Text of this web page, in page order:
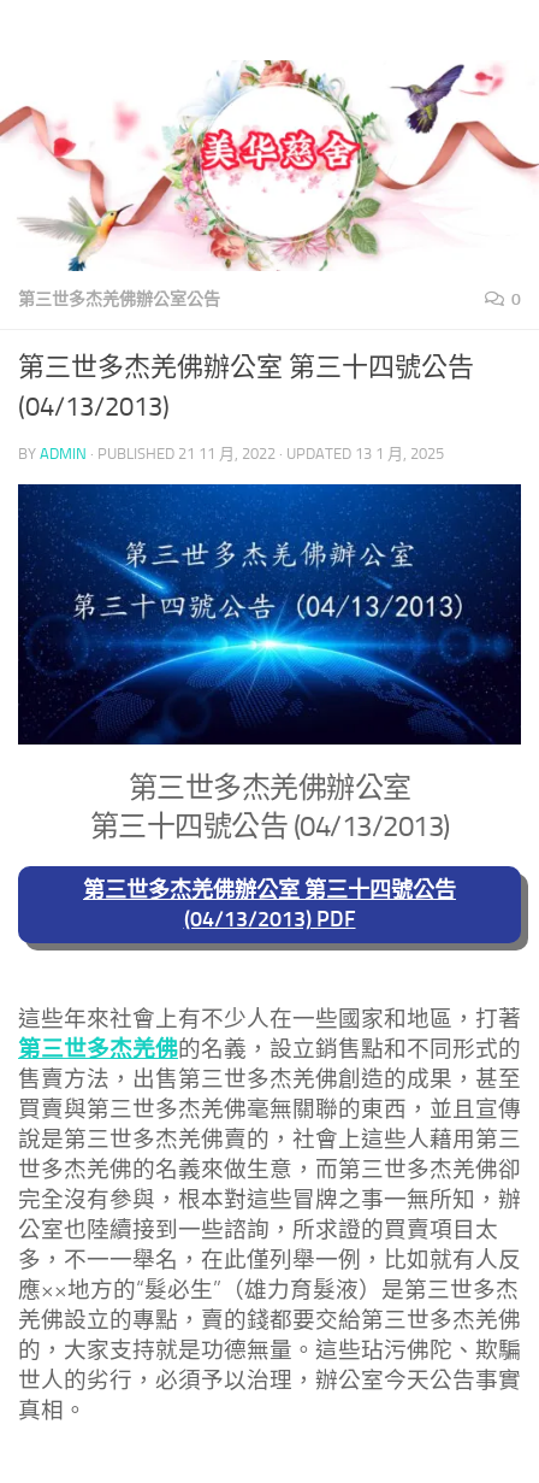
第三世多杰羌佛辦公室公告 0
第三世多杰羌佛辦公室 第三十四號公告
(04/13/2013)
BY ADMIN · PUBLISHED 21 11 月, 2022 · UPDATED 13 1 月, 2025
第三世多杰羌佛辦公室
第三十四號公告 (04/13/2013)
第三世多杰羌佛辦公室 第三十四號公告
(04/13/2013) PDF
這些年來社會上有不少人在一些國家和地區，打著
第三世多杰羌佛的名義，設立銷售點和不同形式的
售賣方法，出售第三世多杰羌佛創造的成果，甚至
買賣與第三世多杰羌佛毫無關聯的東西，並且宣傳
說是第三世多杰羌佛賣的，社會上這些人藉用第三
世多杰羌佛的名義來做生意，而第三世多杰羌佛卻
完全沒有參與，根本對這些冒牌之事一無所知，辦
公室也陸續接到一些諮詢，所求證的買賣項目太
多，不一一舉名，在此僅列舉一例，比如就有人反
應××地方的“髮必生”（雄力育髮液）是第三世多杰
羌佛設立的專點，賣的錢都要交給第三世多杰羌佛
的，大家支持就是功德無量。這些玷污佛陀、欺騙
世人的劣行，必須予以治理，辦公室今天公告事實
真相。